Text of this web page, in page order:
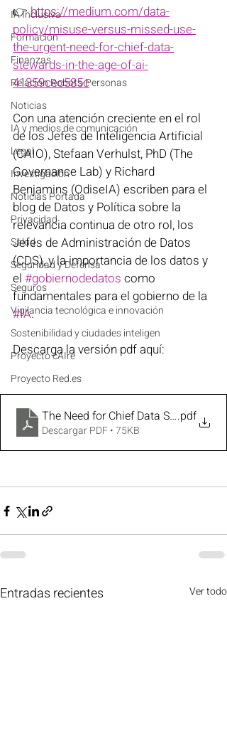
IA Inclusiva
Formación
Finanzas
Relación Robots-Personas
Noticias
IA y medios de comunicación
Legal
Investigación
Noticias Portada
Privacidad
Salud
Seguridad y Defensa
Seguros
Vigilancia tecnológica e innovación
Sostenibilidad y ciudades inteligen
Proyecto cAIre
Proyecto Red.es
👉 https://medium.com/data-
policy/misuse-versus-missed-use-
the-urgent-need-for-chief-data-
stewards-in-the-age-of-ai-
41359cec585c
Con una atención creciente en el rol
de los Jefes de Inteligencia Artificial
(CAIO), Stefaan Verhulst, PhD (The
Governance Lab) y Richard
Benjamins (OdiseIA) escriben para el
blog de Datos y Política sobre la
relevancia continua de otro rol, los
Jefes de Administración de Datos
(CDS), y la importancia de los datos y
el #gobiernodedatos como
fundamentales para el gobierno de la
#IA.
Descarga la versión pdf aquí:
The Need for Chief Data Stewards in
.pdf
Descargar PDF • 75KB
Entradas recientes Ver todo